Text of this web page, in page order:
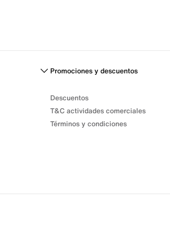
Promociones y descuentos
Descuentos
T&C actividades comerciales
Términos y condiciones